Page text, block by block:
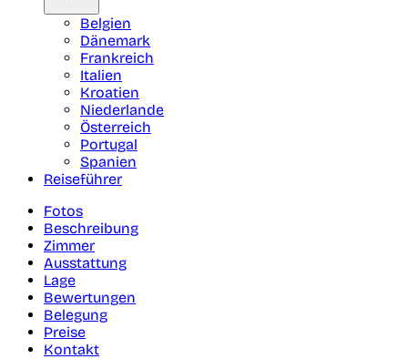
Belgien
Dänemark
Frankreich
Italien
Kroatien
Niederlande
Österreich
Portugal
Spanien
Reiseführer
Fotos
Beschreibung
Zimmer
Ausstattung
Lage
Bewertungen
Belegung
Preise
Kontakt